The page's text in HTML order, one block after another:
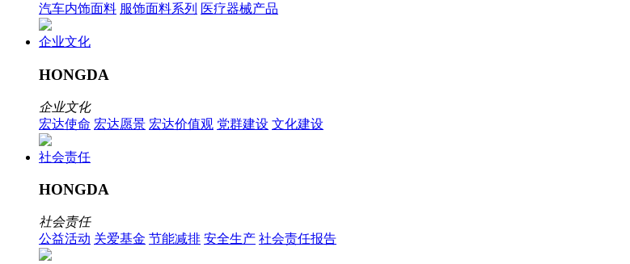
汽车内饰面料 服饰面料系列 医疗器械产品
企业文化
HONGDA
企业文化
宏达使命 宏达愿景 宏达价值观 党群建设 文化建设
社会责任
HONGDA
社会责任
公益活动 关爱基金 节能减排 安全生产 社会责任报告